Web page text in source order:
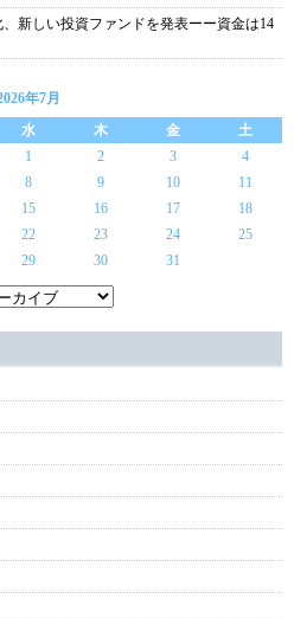
新しい投資ファンドを発表ーー資金は14
年7月
水 木 金
土
1
2 3
4
8 9 10
11
15 16 17
18
22 23 24
25
29 30 31